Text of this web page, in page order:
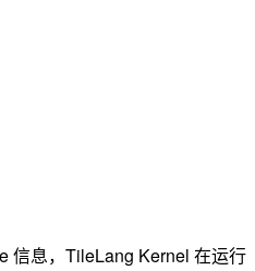
信息，TileLang Kernel 在运行